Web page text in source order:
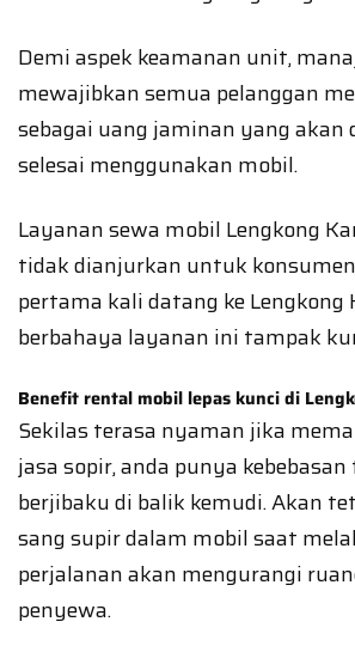
Demi aspek keamanan unit,
mewajibkan semua pelanggan
sebagai uang jaminan yang
selesai menggunakan mobil.
Layanan sewa mobil Lengkong
tidak dianjurkan untuk
pertama kali datang ke Lengkong
berbahaya layanan ini tampak
Benefit rental mobil lepas kunci di
Sekilas terasa nyaman jika
jasa sopir, anda punya
berjibaku di balik kemudi. Akan
sang supir dalam mobil saat
perjalanan akan mengurangi
penyewa.